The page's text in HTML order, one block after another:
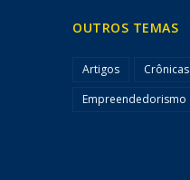
OUTROS TEMAS
Artigos Crônicas
Empreendedorismo